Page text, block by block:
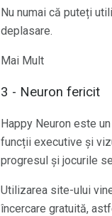
Nu numai că puteți
deplasare.
Mai Mult
3 - Neuron fericit
Happy Neuron este
funcții executive și
progresul și jocurile
Utilizarea site-ului
încercare gratuită,